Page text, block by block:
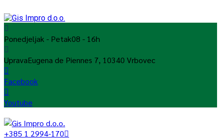
Ponedjeljak - Petak08 - 16h
UpravaEugena de Piennes 7, 10340 Vrbovec
Facebook
Youtube
+385 1 2994-170